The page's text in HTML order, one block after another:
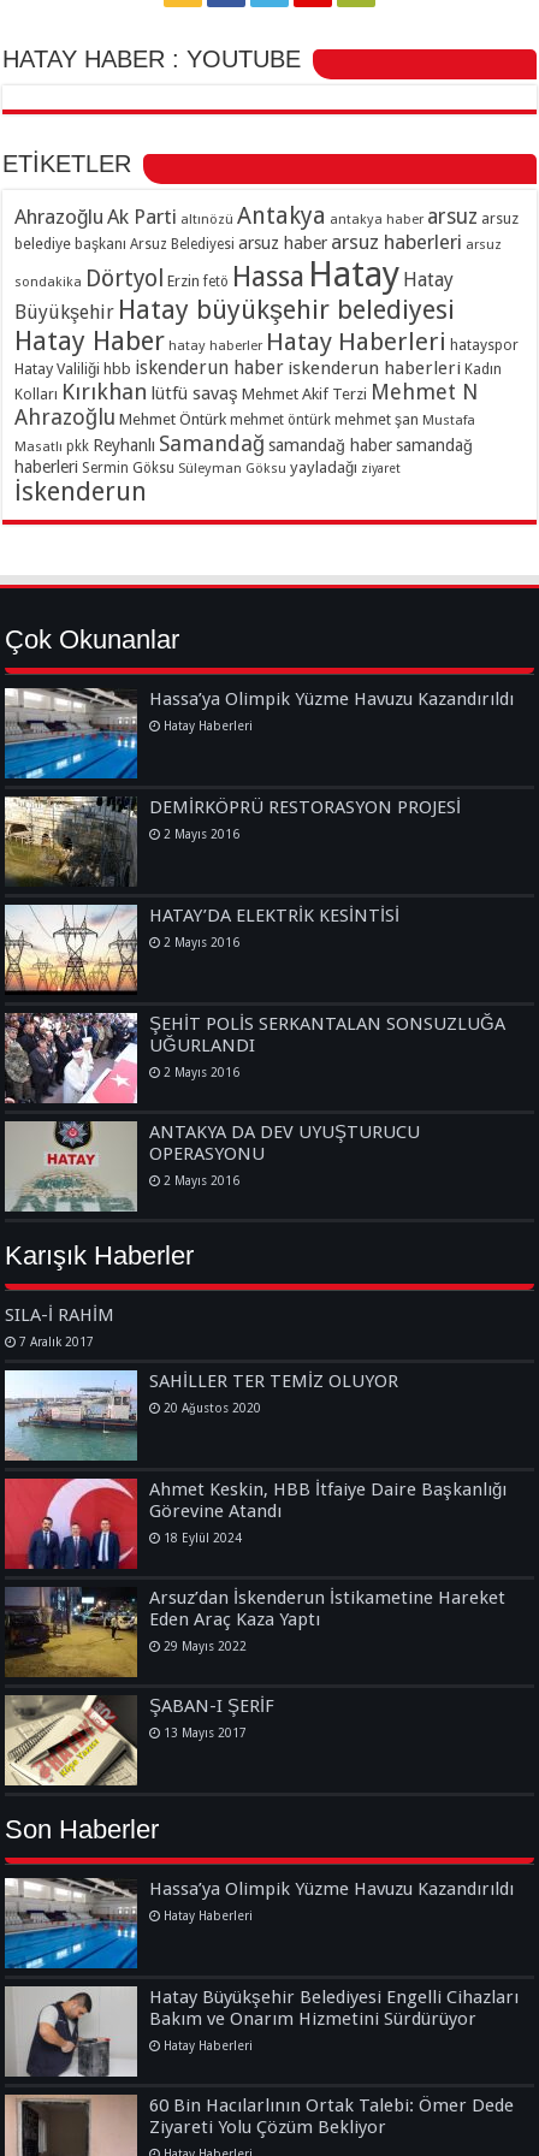
HATAY HABER : YOUTUBE
ETİKETLER
Ahrazoğlu Ak Parti altınözü Antakya antakya haber arsuz arsuz
belediye başkanı Arsuz Belediyesi arsuz haber arsuz haberleri arsuz
sondakika Dörtyol Erzin fetö Hassa Hatay Hatay
Büyükşehir Hatay büyükşehir belediyesi
Hatay Haber hatay haberler Hatay Haberleri hatayspor
Hatay Valiliği hbb iskenderun haber iskenderun haberleri Kadın
Kolları Kırıkhan lütfü savaş Mehmet Akif Terzi Mehmet N
Ahrazoğlu Mehmet Öntürk mehmet öntürk mehmet şan Mustafa
Masatlı pkk Reyhanlı Samandağ samandağ haber samandağ
haberleri Sermin Göksu Süleyman Göksu yayladağı ziyaret
İskenderun
Çok Okunanlar
Hassa’ya Olimpik Yüzme Havuzu Kazandırıldı
Hatay Haberleri
DEMİRKÖPRÜ RESTORASYON PROJESİ
2 Mayıs 2016
HATAY’DA ELEKTRİK KESİNTİSİ
2 Mayıs 2016
ŞEHİT POLİS SERKANTALAN SONSUZLUĞA
UĞURLANDI
2 Mayıs 2016
ANTAKYA DA DEV UYUŞTURUCU
OPERASYONU
2 Mayıs 2016
Karışık Haberler
SILA-İ RAHİM
7 Aralık 2017
SAHİLLER TER TEMİZ OLUYOR
20 Ağustos 2020
Ahmet Keskin, HBB İtfaiye Daire Başkanlığı
Görevine Atandı
18 Eylül 2024
Arsuz’dan İskenderun İstikametine Hareket
Eden Araç Kaza Yaptı
29 Mayıs 2022
ŞABAN-I ŞERİF
13 Mayıs 2017
Son Haberler
Hassa’ya Olimpik Yüzme Havuzu Kazandırıldı
Hatay Haberleri
Hatay Büyükşehir Belediyesi Engelli Cihazları
Bakım ve Onarım Hizmetini Sürdürüyor
Hatay Haberleri
60 Bin Hacılarlının Ortak Talebi: Ömer Dede
Ziyareti Yolu Çözüm Bekliyor